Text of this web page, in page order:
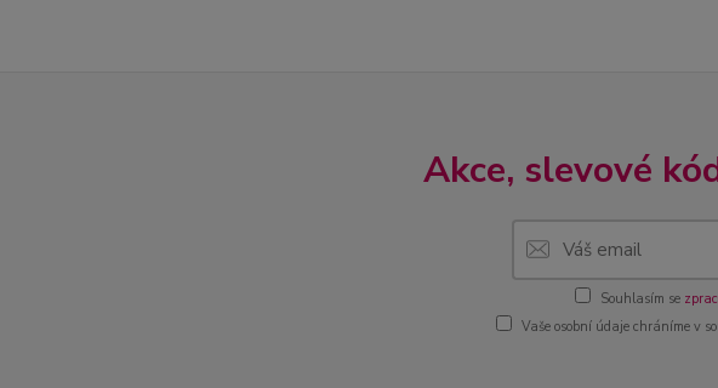
Akce, slevové
Souhlasím se
Vaše osobní údaje chráníme v